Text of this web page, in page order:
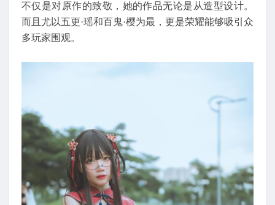
不仅是对原作的致敬，她的作品无论是从造型设计。
而且尤以五更·瑶和百鬼·樱为最，更是荣耀能够吸引众
多玩家围观。